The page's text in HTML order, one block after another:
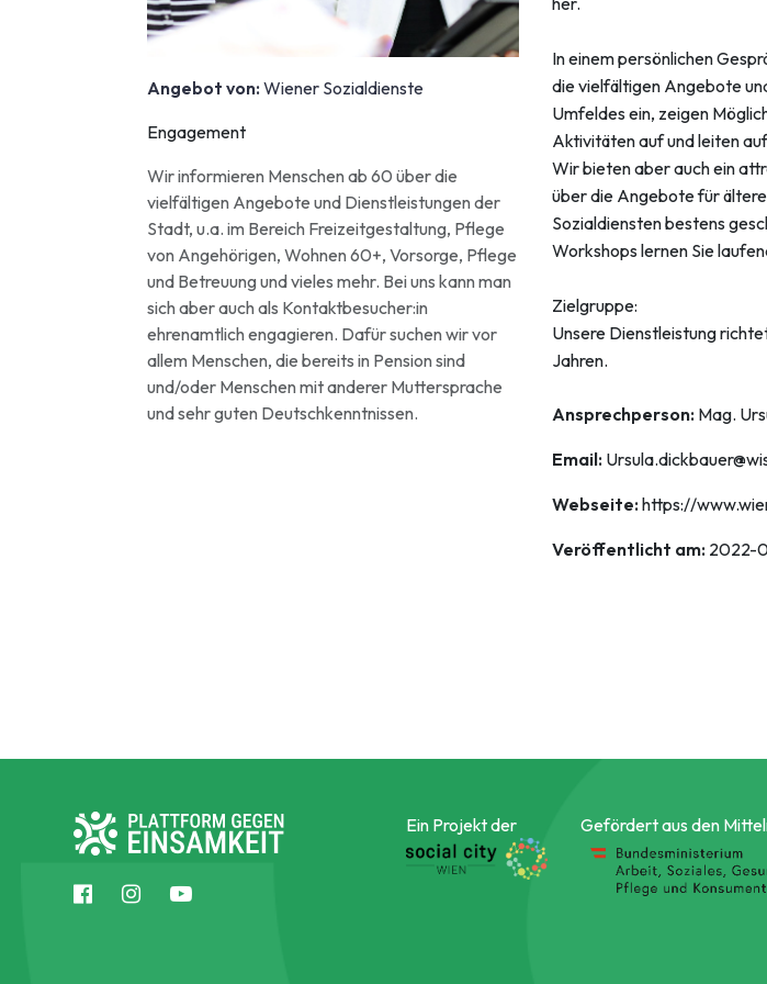
Angebot von: Wiener Sozialdienste
Engagement
Wir informieren Menschen ab 60 über die
vielfältigen Angebote und Dienstleistungen der
Stadt, u.a. im Bereich Freizeitgestaltung, Pflege
von Angehörigen, Wohnen 60+, Vorsorge, Pflege
und Betreuung und vieles mehr. Bei uns kann man
sich aber auch als Kontaktbesucher:in
ehrenamtlich engagieren. Dafür suchen wir vor
allem Menschen, die bereits in Pension sind
und/oder Menschen mit anderer Muttersprache
und sehr guten Deutschkenntnissen.
In einem persönlichen
die vielfältigen Angebote
Umfeldes ein, zeigen
Aktivitäten auf und leiten
Wir bieten aber auch ein
über die Angebote für
Sozialdiensten bestens
Workshops lernen Sie
Zielgruppe:
Unsere Dienstleistung
Jahren.
Ansprechperson: Mag.
Email:
Webseite:https://
Veröffentlicht am: 2022-
Ein Projekt der Gefördert aus den